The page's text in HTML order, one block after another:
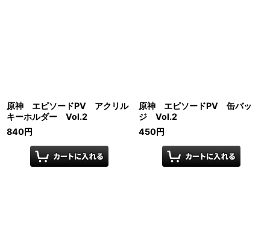
原神 エピソードPV アクリル
キーホルダー Vol.2
840円
原神 エピソードPV 缶バッ
ジ Vol.2
450円